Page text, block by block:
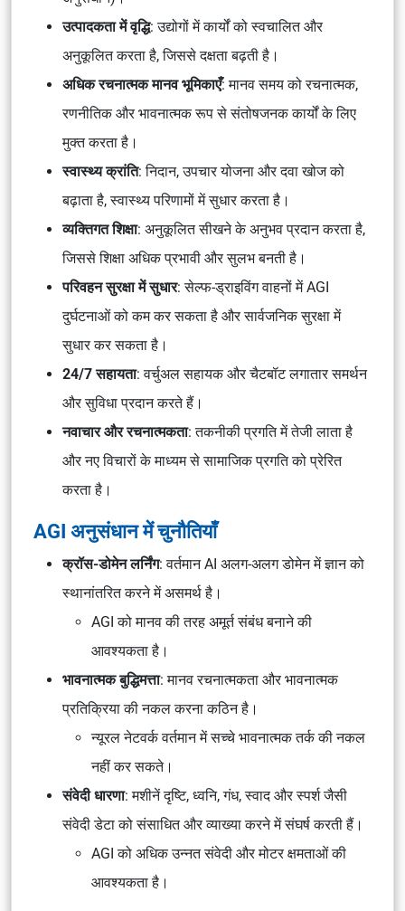
उत्पादकता में वृद्धि: उद्योगों में कार्यों को स्वचालित और
अनुकूलित करता है, जिससे दक्षता बढ़ती है।
अधिक रचनात्मक मानव भूमिकाएँ: मानव समय को रचनात्मक,
रणनीतिक और भावनात्मक रूप से संतोषजनक कार्यों के लिए
मुक्त करता है।
स्वास्थ्य क्रांति: निदान, उपचार योजना और दवा खोज को
बढ़ाता है, स्वास्थ्य परिणामों में सुधार करता है।
व्यक्तिगत शिक्षा: अनुकूलित सीखने के अनुभव प्रदान करता है,
जिससे शिक्षा अधिक प्रभावी और सुलभ बनती है।
परिवहन सुरक्षा में सुधार: सेल्फ-ड्राइविंग वाहनों में AGI
दुर्घटनाओं को कम कर सकता है और सार्वजनिक सुरक्षा में
सुधार कर सकता है।
24/7 सहायता: वर्चुअल सहायक और चैटबॉट लगातार समर्थन
और सुविधा प्रदान करते हैं।
नवाचार और रचनात्मकता: तकनीकी प्रगति में तेजी लाता है
और नए विचारों के माध्यम से सामाजिक प्रगति को प्रेरित
करता है।
AGI अनुसंधान में चुनौतियाँ
क्रॉस-डोमेन लर्निंग: वर्तमान AI अलग-अलग डोमेन में ज्ञान को
स्थानांतरित करने में असमर्थ है।
AGI को मानव की तरह अमूर्त संबंध बनाने की
आवश्यकता है।
भावनात्मक बुद्धिमत्ता: मानव रचनात्मकता और भावनात्मक
प्रतिक्रिया की नकल करना कठिन है।
न्यूरल नेटवर्क वर्तमान में सच्चे भावनात्मक तर्क की नकल
नहीं कर सकते।
संवेदी धारणा: मशीनें दृष्टि, ध्वनि, गंध, स्वाद और स्पर्श जैसी
संवेदी डेटा को संसाधित और व्याख्या करने में संघर्ष करती हैं।
AGI को अधिक उन्नत संवेदी और मोटर क्षमताओं की
आवश्यकता है।